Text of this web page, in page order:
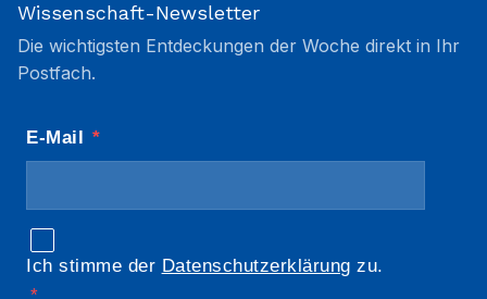
Wissenschaft-Newsletter
Die wichtigsten Entdeckungen der Woche direkt in Ihr
Postfach.